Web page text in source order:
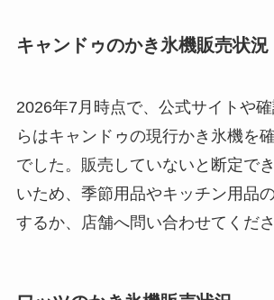
キャンドゥのかき氷機販売状況
2026年7月時点で、公式サイトや
らはキャンドゥの現行かき氷機を
でした。販売していないと断定で
いため、季節用品やキッチン用品
するか、店舗へ問い合わせてくださ